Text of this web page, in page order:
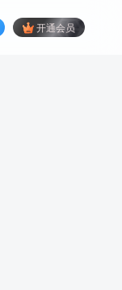
开通会员